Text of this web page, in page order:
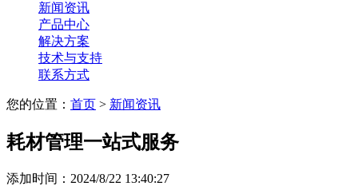
新闻资讯
产品中心
解决方案
技术与支持
联系方式
您的位置： 首页 > 新闻资讯
耗材管理一站式服务
添加时间：2024/8/22 13:40:27